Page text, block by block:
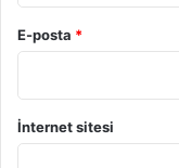
E-posta *
İnternet sitesi